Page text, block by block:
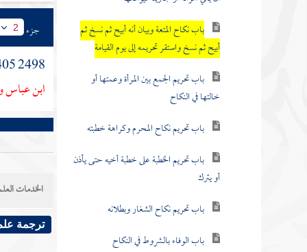
باب نكاح المتعة وبيان أنه أبيح ثم نسخ ثم
أبيح ثم نسخ واستقر تحريمه إلى يوم القيامة
باب تحريم الجمع بين المرأة وعمتها أو
خالتها في النكاح
باب تحريم نكاح المحرم وكراهة خطبته
باب تحريم الخطبة على خطبة أخيه حتى يأذن
أو يترك
باب تحريم نكاح الشغار وبطلانه
باب الوفاء بالشروط في النكاح
جزء 2
2498 1405 حدثنا
ابن عباس
الخدمات
ترجمة